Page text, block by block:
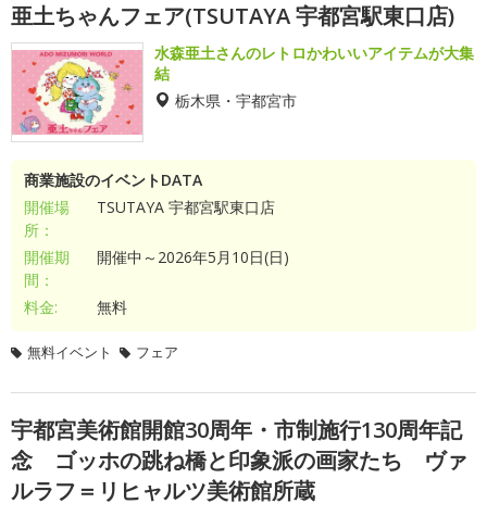
亜土ちゃんフェア(TSUTAYA 宇都宮駅東口店)
水森亜土さんのレトロかわいいアイテムが大集
結
栃木県・宇都宮市
商業施設のイベントDATA
開催場
所：
TSUTAYA 宇都宮駅東口店
開催期
間：
開催中～2026年5月10日(日)
料金: 無料
無料イベント フェア
宇都宮美術館開館30周年・市制施行130周年記
念 ゴッホの跳ね橋と印象派の画家たち ヴァ
ルラフ＝リヒャルツ美術館所蔵